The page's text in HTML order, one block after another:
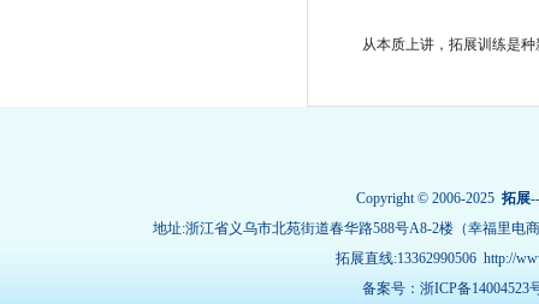
从本质上讲，拓展训练是种
Copyright © 2006-2025 拓展--
地址:浙江省义乌市北苑街道春华路588号A8-2楼（幸福里电
拓展直线:13362990506http://
备案号：浙ICP备